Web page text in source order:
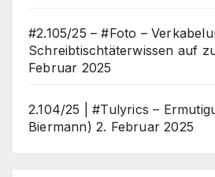
#2.105/25 – #Foto –
Schreibtischtäterwissen auf
Februar 2025
2.104/25 | #Tulyrics –
Biermann) 2. Februar 2025